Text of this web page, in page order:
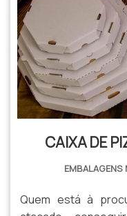
CAIXA DE
EMBALAGENS
Quem está à